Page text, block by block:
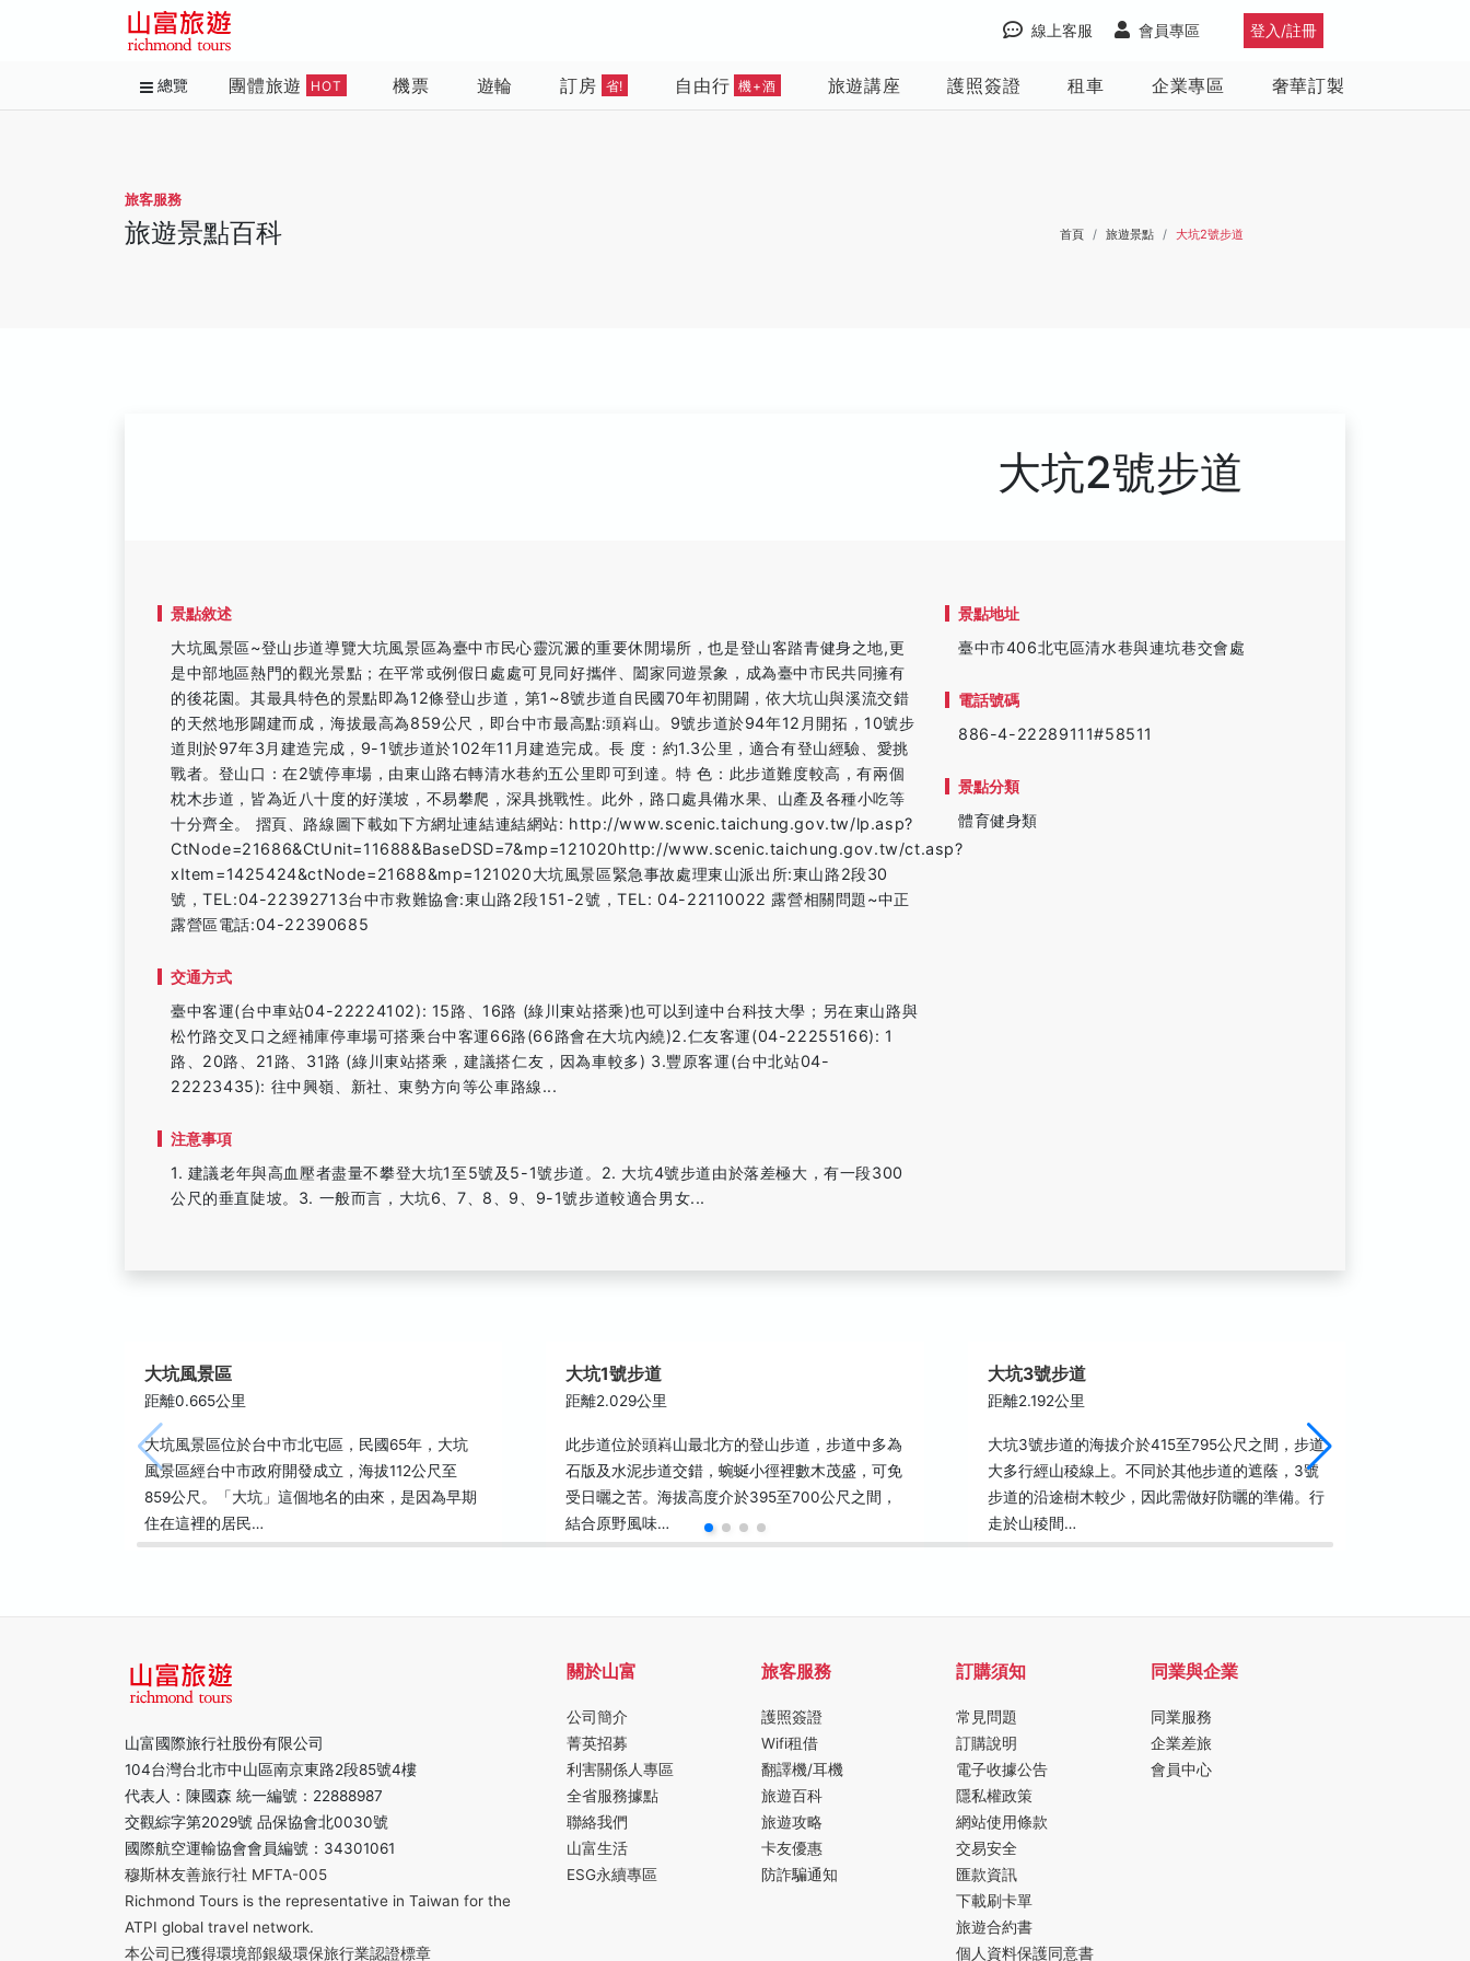
登入/註冊
會員專區
線上客服
總覽 團體旅遊 HOT 機票 遊輪 訂房 省! 自由行 機+酒 旅遊講座 護照簽證 租車 企業專區 奢華訂製
旅客服務
旅遊景點百科 首頁 旅遊景點 大坑2號步道
大坑2號步道
景點敘述
大坑風景區~登山步道導覽大坑風景區為臺中市民心靈沉澱的重要休閒場所，也是登山客踏青健身之地,更
是中部地區熱門的觀光景點；在平常或例假日處處可見同好攜伴、闔家同遊景象，成為臺中市民共同擁有
的後花園。其最具特色的景點即為12條登山步道，第1~8號步道自民國70年初開闢，依大坑山與溪流交錯
的天然地形闢建而成，海拔最高為859公尺，即台中市最高點:頭嵙山。9號步道於94年12月開拓，10號步
道則於97年3月建造完成，9-1號步道於102年11月建造完成。長 度：約1.3公里，適合有登山經驗、愛挑
戰者。登山口：在2號停車場，由東山路右轉清水巷約五公里即可到達。特 色：此步道難度較高，有兩個
枕木步道，皆為近八十度的好漢坡，不易攀爬，深具挑戰性。此外，路口處具備水果、山產及各種小吃等
十分齊全。 摺頁、路線圖下載如下方網址連結連結網站: http://www.scenic.taichung.gov.tw/lp.asp?
CtNode=21686&CtUnit=11688&BaseDSD=7&mp=121020http://www.scenic.taichung.gov.tw/ct.asp?
xItem=1425424&ctNode=21688&mp=121020大坑風景區緊急事故處理東山派出所:東山路2段30
號，TEL:04-22392713台中市救難協會:東山路2段151-2號，TEL: 04-22110022 露營相關問題~中正
露營區電話:04-22390685
交通方式
臺中客運(台中車站04-22224102): 15路、16路 (綠川東站搭乘)也可以到達中台科技大學；另在東山路與
松竹路交叉口之經補庫停車場可搭乘台中客運66路(66路會在大坑內繞)2.仁友客運(04-22255166): 1
路、20路、21路、31路 (綠川東站搭乘，建議搭仁友，因為車較多) 3.豐原客運(台中北站04-
22223435): 往中興嶺、新社、東勢方向等公車路線...
注意事項
1. 建議老年與高血壓者盡量不攀登大坑1至5號及5-1號步道。2. 大坑4號步道由於落差極大，有一段300
公尺的垂直陡坡。3. 一般而言，大坑6、7、8、9、9-1號步道較適合男女...
景點地址
臺中市406北屯區清水巷與連坑巷交會處
電話號碼
886-4-22289111#58511
景點分類
體育健身類
大坑風景區
距離0.665公里
大坑風景區位於台中市北屯區，民國65年，大坑
風景區經台中市政府開發成立，海拔112公尺至
859公尺。「大坑」這個地名的由來，是因為早期
住在這裡的居民…
大坑1號步道
距離2.029公里
此步道位於頭嵙山最北方的登山步道，步道中多為
石版及水泥步道交錯，蜿蜒小徑裡數木茂盛，可免
受日曬之苦。海拔高度介於395至700公尺之間，
結合原野風味…
大坑3號步道
距離2.192公里
大坑3號步道的海拔介於415至795公尺之間，步道
大多行經山稜線上。不同於其他步道的遮蔭，3號
步道的沿途樹木較少，因此需做好防曬的準備。行
走於山稜間…
山富國際旅行社股份有限公司
104台灣台北市中山區南京東路2段85號4樓
代表人：陳國森 統一編號：22888987
交觀綜字第2029號 品保協會北0030號
國際航空運輸協會會員編號：34301061
穆斯林友善旅行社 MFTA-005
Richmond Tours is the representative in Taiwan for the
ATPI global travel network.
本公司已獲得環境部銀級環保旅行業認證標章
關於山富
公司簡介
菁英招募
利害關係人專區
全省服務據點
聯絡我們
山富生活
ESG永續專區
旅客服務
護照簽證
Wifi租借
翻譯機/耳機
旅遊百科
旅遊攻略
卡友優惠
防詐騙通知
訂購須知
常見問題
訂購說明
電子收據公告
隱私權政策
網站使用條款
交易安全
匯款資訊
下載刷卡單
旅遊合約書
個人資料保護同意書
同業與企業
同業服務
企業差旅
會員中心